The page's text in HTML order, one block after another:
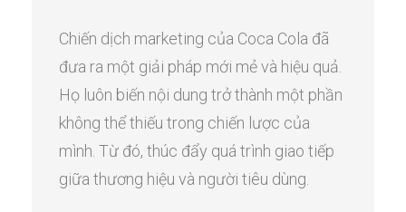
Chiến dịch marketing của Coca Cola đã
đưa ra một giải pháp mới mẻ và hiệu quả.
Họ luôn biến nội dung trở thành một phần
không thể thiếu trong chiến lược của
mình. Từ đó, thúc đẩy quá trình giao tiếp
giữa thương hiệu và người tiêu dùng.